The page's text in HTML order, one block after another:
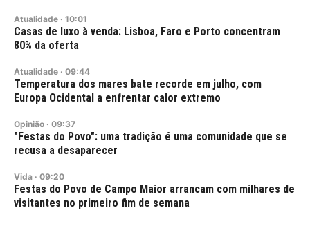
Atualidade · 10:01
Casas de luxo à venda: Lisboa, Faro e Porto concentram
80% da oferta
Atualidade · 09:44
Temperatura dos mares bate recorde em julho, com
Europa Ocidental a enfrentar calor extremo
Opinião · 09:37
"Festas do Povo": uma tradição é uma comunidade que se
recusa a desaparecer
Vida · 09:20
Festas do Povo de Campo Maior arrancam com milhares de
visitantes no primeiro fim de semana